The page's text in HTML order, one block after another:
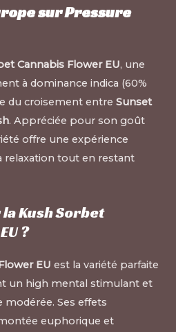
surPressure
Cannabis Flower EU, une
à dominance indica (60%
du croisement entre Sunset
. Appréciée pour son goût
offre une expérience
relaxation tout en restant
Kush Sorbet
?
EU est la variété parfaite
un high mental stimulant et
modérée. Ses effets
euphorique et